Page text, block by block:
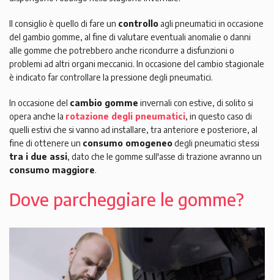
Il consiglio è quello di fare un controllo agli pneumatici in occasione
del gambio gomme, al fine di valutare eventuali anomalie o danni
alle gomme che potrebbero anche ricondurre a disfunzioni o
problemi ad altri organi meccanici. In occasione del cambio stagionale
è indicato far controllare la pressione degli pneumatici.
In occasione del cambio gomme invernali con estive, di solito si
opera anche la rotazione degli pneumatici, in questo caso di
quelli estivi che si vanno ad installare, tra anteriore e posteriore, al
fine di ottenere un consumo omogeneodegli pneumatici stessi
tra i due assi, dato che le gomme sull'asse di trazione avranno un
consumo maggiore.
Dove parcheggiare le gomme?